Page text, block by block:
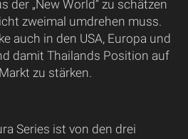
der „New World“ zu schätzen
zweimal umdrehen muss.
auch in den USA, Europa und
damit Thailands Position auf
zu stärken.
Series ist von den drei